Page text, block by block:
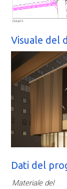
Visuale del
Dati del
Materiale del